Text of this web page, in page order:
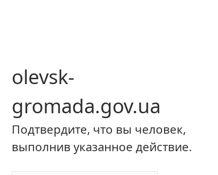
olevsk-
gromada.gov.ua
Подтвердите, что вы человек,
выполнив указанное действие.